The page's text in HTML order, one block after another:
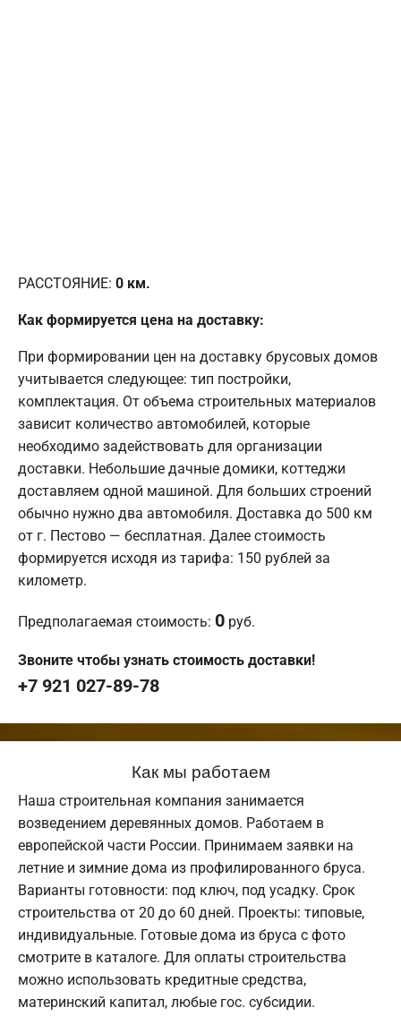
РАССТОЯНИЕ: 0 км.
Как формируется цена на доставку:
При формировании цен на доставку брусовых домов
учитывается следующее: тип постройки,
комплектация. От объема строительных материалов
зависит количество автомобилей, которые
необходимо задействовать для организации
доставки. Небольшие дачные домики, коттеджи
доставляем одной машиной. Для больших строений
обычно нужно два автомобиля. Доставка до 500 км
от г. Пестово — бесплатная. Далее стоимость
формируется исходя из тарифа: 150 рублей за
километр.
Предполагаемая стоимость: 0 руб.
Звоните чтобы узнать стоимость доставки!
+7 921 027-89-78
Как мы работаем
Наша строительная компания занимается
возведением деревянных домов. Работаем в
европейской части России. Принимаем заявки на
летние и зимние дома из профилированного бруса.
Варианты готовности: под ключ, под усадку. Срок
строительства от 20 до 60 дней. Проекты: типовые,
индивидуальные. Готовые дома из бруса с фото
смотрите в каталоге. Для оплаты строительства
можно использовать кредитные средства,
материнский капитал, любые гос. субсидии.